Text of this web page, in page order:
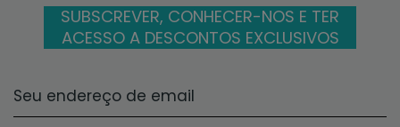
SUBSCREVER, CONHECER-NOS E TER
ACESSO A DESCONTOS EXCLUSIVOS